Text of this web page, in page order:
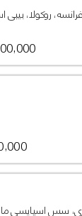
روکولا، بیبی
1,600,000
880,000
سس اسپایسی